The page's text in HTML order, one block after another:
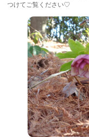
つけてご覧ください♡